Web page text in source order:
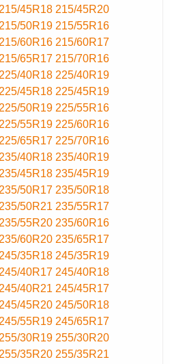
215/45R18 215/45R20
215/50R19 215/55R16
215/60R16 215/60R17
215/65R17 215/70R16
225/40R18 225/40R19
225/45R18 225/45R19
225/50R19 225/55R16
225/55R19 225/60R16
225/65R17 225/70R16
235/40R18 235/40R19
235/45R18 235/45R19
235/50R17 235/50R18
235/50R21 235/55R17
235/55R20 235/60R16
235/60R20 235/65R17
245/35R18 245/35R19
245/40R17 245/40R18
245/40R21 245/45R17
245/45R20 245/50R18
245/55R19 245/65R17
255/30R19 255/30R20
255/35R20 255/35R21